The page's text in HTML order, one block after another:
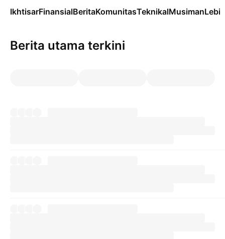
IkhtisarFinansialBeritaKomunitasTeknikalMusiman
Berita utama terkini